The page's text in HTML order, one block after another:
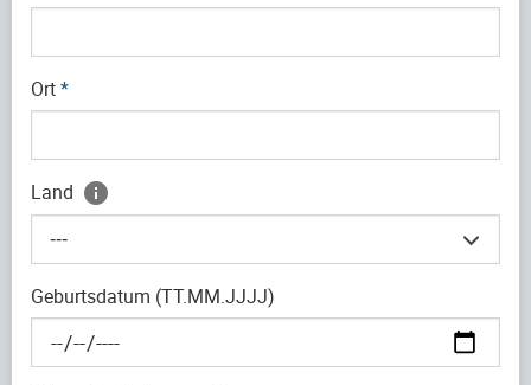
Ort*
Land
---
Geburtsdatum (TT.MM.JJJJ)